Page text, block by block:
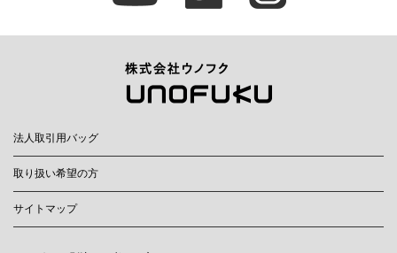
法人取引用バッグ
取り扱い希望の方
サイトマップ